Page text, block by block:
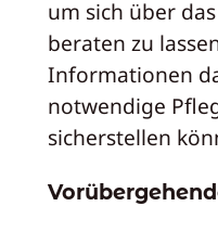
um sich über
beraten zu
Informationen
notwendige
sicherstellen